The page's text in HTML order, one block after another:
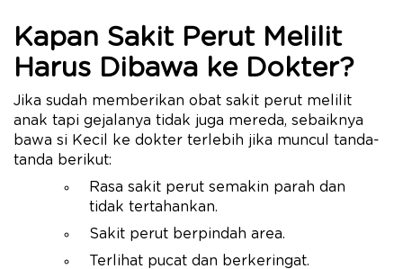
Kapan Sakit Perut Melilit
Harus Dibawa ke Dokter?
Jika sudah memberikan obat sakit perut melilit
anak tapi gejalanya tidak juga mereda, sebaiknya
bawa si Kecil ke dokter terlebih jika muncul tanda-
tanda berikut:
Rasa sakit perut semakin parah dan
tidak tertahankan.
Sakit perut berpindah area.
Terlihat pucat dan berkeringat.